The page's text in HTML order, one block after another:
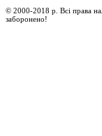
© 2000-2018 р. Всі права
заборонено!